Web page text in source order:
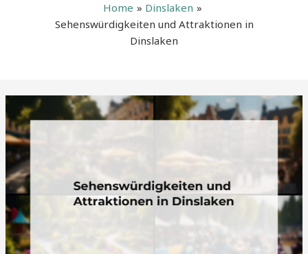
Home
Dinslaken
Sehenswürdigkeiten und Attraktionen in
Dinslaken